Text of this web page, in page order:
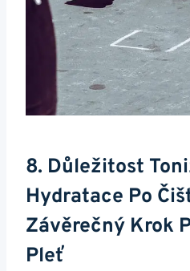
8. Důležitost‍
Hydratace Po⁣
Závěrečný⁣ Krok
Pleť